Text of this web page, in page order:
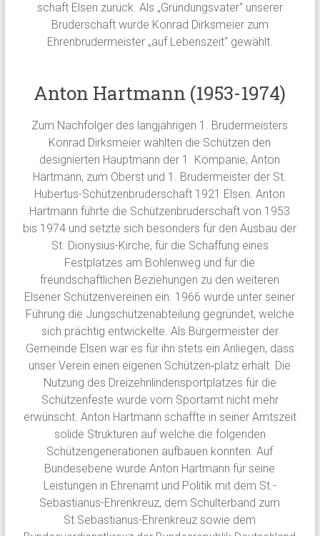
schaft Elsen zurück. Als „Gründungsvater“ unserer
Bruderschaft wurde Konrad Dirksmeier zum
Ehrenbrudermeister „auf Lebenszeit“ gewählt.
Anton Hartmann (1953-1974)
Zum Nachfolger des langjährigen 1. Brudermeisters
Konrad Dirksmeier wählten die Schützen den
designierten Hauptmann der 1. Kompanie, Anton
Hartmann, zum Oberst und 1. Brudermeister der St.
Hubertus-Schützenbruderschaft 1921 Elsen. Anton
Hartmann führte die Schützenbruderschaft von 1953
bis 1974 und setzte sich besonders für den Ausbau der
St. Dionysius-Kirche, für die Schaffung eines
Festplatzes am Bohlenweg und für die
freundschaftlichen Beziehungen zu den weiteren
Elsener Schützenvereinen ein. 1966 wurde unter seiner
Führung die Jungschützenabteilung gegründet, welche
sich prächtig entwickelte. Als Bürgermeister der
Gemeinde Elsen war es für ihn stets ein Anliegen, dass
unser Verein einen eigenen Schützen‐platz erhält. Die
Nutzung des Dreizehnlindensportplatzes für die
Schützenfeste wurde vom Sportamt nicht mehr
erwünscht. Anton Hartmann schaffte in seiner Amtszeit
solide Strukturen auf welche die folgenden
Schützengenerationen aufbauen konnten. Auf
Bundesebene wurde Anton Hartmann für seine
Leistungen in Ehrenamt und Politik mit dem St.-
Sebastianus-Ehrenkreuz, dem Schulterband zum
St.Sebastianus-Ehrenkreuz sowie dem